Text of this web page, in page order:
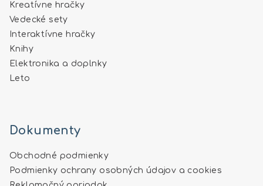
Kreatívne hračky
Vedecké sety
Interaktívne hračky
Knihy
Elektronika a doplnky
Leto
Dokumenty
Obchodné podmienky
Podmienky ochrany osobných údajov a cookies